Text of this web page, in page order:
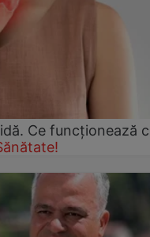
Ce funcționează